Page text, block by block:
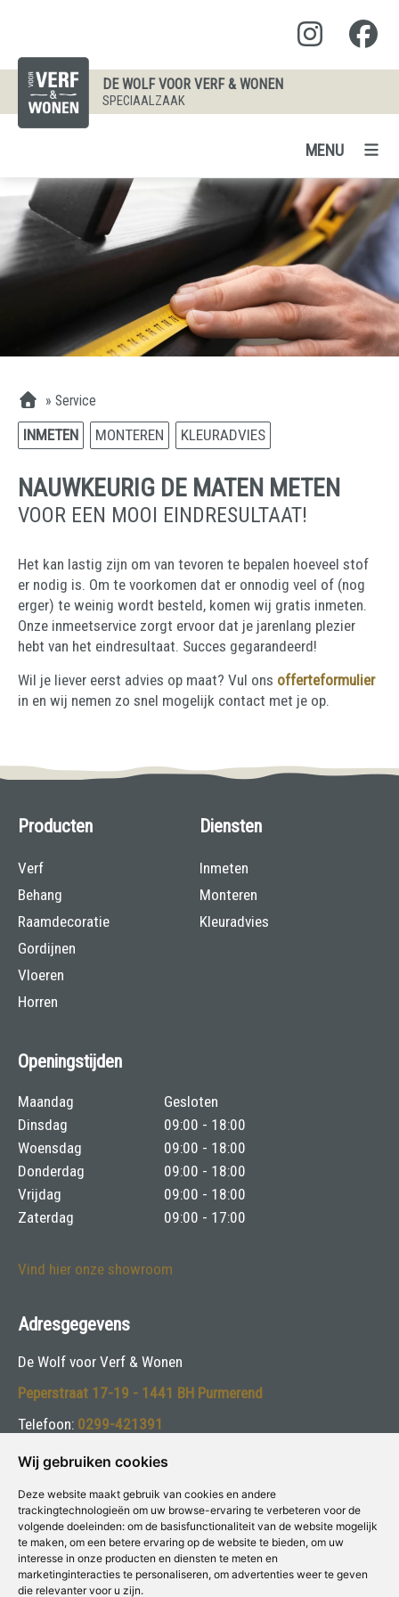
Wij gebruiken cookies
Deze website maakt gebruik van cookies en andere
trackingtechnologieën om uw browse-ervaring te verbeteren voor de
volgende doeleinden: om de basisfunctionaliteit van de website mogelijk
te maken, om een betere ervaring op de website te bieden, om uw
interesse in onze producten en diensten te meten en
marketinginteracties te personaliseren, om advertenties weer te geven
die relevanter voor u zijn.
DE WOLF VOOR VERF & WONEN
SPECIAALZAAK
MENU
»Service
INMETEN MONTEREN KLEURADVIES
NAUWKEURIG DE MATEN METEN
VOOR EEN MOOI EINDRESULTAAT!
Het kan lastig zijn om van tevoren te bepalen hoeveel stof
er nodig is. Om te voorkomen dat er onnodig veel of (nog
erger) te weinig wordt besteld, komen wij gratis inmeten.
Onze inmeetservice zorgt ervoor dat je jarenlang plezier
hebt van het eindresultaat. Succes gegarandeerd!
Wil je liever eerst advies op maat? Vul ons offerteformulier
in en wij nemen zo snel mogelijk contact met je op.
Producten
Verf
Behang
Raamdecoratie
Gordijnen
Vloeren
Horren
Diensten
Inmeten
Monteren
Kleuradvies
Openingstijden
Maandag
Gesloten
Dinsdag
09:00 - 18:00
Woensdag
09:00 - 18:00
Donderdag
09:00 - 18:00
Vrijdag
09:00 - 18:00
Zaterdag
09:00 - 17:00
Vind hier onze showroom
Adresgegevens
De Wolf voor Verf & Wonen
Peperstraat 17-19 - 1441 BH Purmerend
Telefoon: 0299-421391
E-mail:info@dewolfverf.nl
Volg ons: